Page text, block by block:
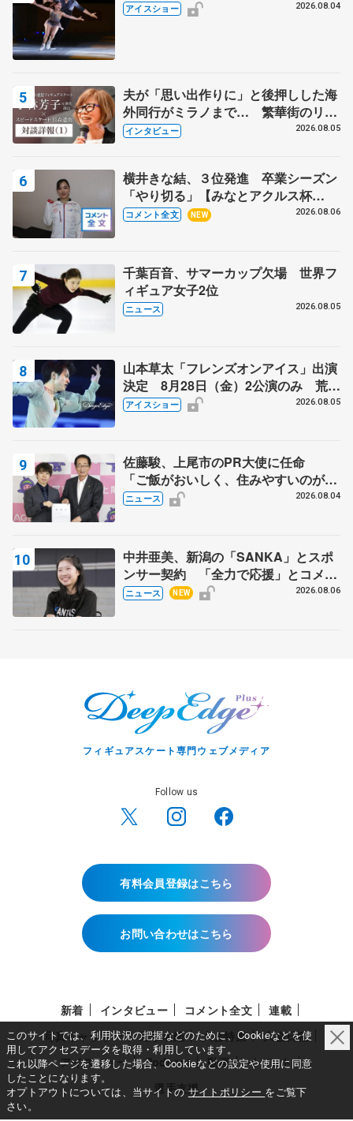
アイスショー 2026.08.04
夫が「思い出作りに」と後押しした海
外同行がミラノまで… 繁華街のリン
クでは不良のお兄さんも味方に 小林
インタビュー 2026.08.05
横井きな結、３位発進 卒業シーズン
「やり切る」【みなとアクルス杯
SP】
コメント全文 NEW 2026.08.06
千葉百音、サマーカップ欠場 世界フ
ィギュア女子2位
ニュース 2026.08.05
山本草太「フレンズオンアイス」出演
決定 8月28日（金）2公演のみ 荒川
静香さんプロデュース、20周年のアイ
アイスショー 2026.08.05
佐藤駿、上尾市のPR大使に任命
「ご飯がおいしく、住みやすいのが魅
力」
ニュース 2026.08.04
中井亜美、新潟の「SANKA」とスポ
ンサー契約 「全力で応援」とコメン
ト
ニュース NEW 2026.08.06
フィギュアスケート専門ウェブメディア
Follow us
有料会員登録はこちら
お問い合わせはこちら
新着 インタビュー コメント全文
連載
写真ギャラリー
選手名鑑 大会特集
大会日程
アイスショー
Podcast 動画
イベント
選手支援
このサイトでは、利用状況の把握などのために、Cookieなどを使
用してアクセスデータを取得・利用しています。
これ以降ページを遷移した場合、Cookieなどの設定や使用に同意
したことになります。
オプトアウトについては、当サイトの サイトポリシー をご覧下
さい。